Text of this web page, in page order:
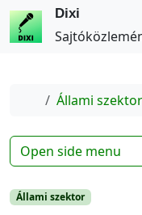
Dixi
Home
Állami szektor
Állami szektor
Open side menu